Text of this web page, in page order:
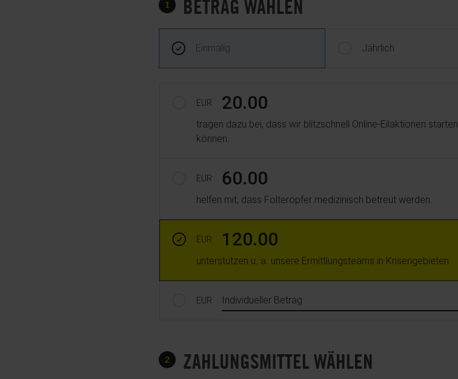
1 BETRAG WÄHLEN
Einmalig
Jährlich
EUR 20.00
tragen dazu bei, dass wir blitzschnell Online-Eilaktionen starten
können.
EUR 60.00
helfen mit, dass Folteropfer medizinisch betreut werden.
EUR 120.00
unterstützen u. a. unsere Ermittlungsteams in Krisengebieten.
EUR Individueller Betrag
2 ZAHLUNGSMITTEL WÄHLEN